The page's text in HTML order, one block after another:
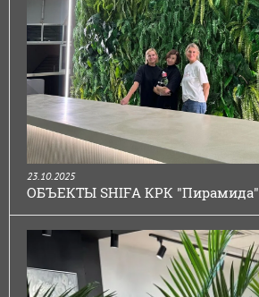
23.10.2025
ОБЪЕКТЫ SHIFA КРК "Пирамида"